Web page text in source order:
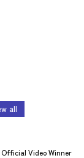
all
Video Winner